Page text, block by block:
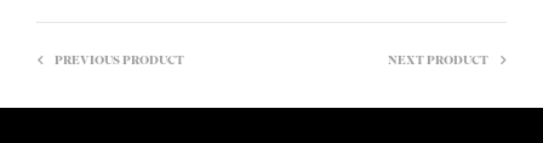
PREVIOUS PRODUCT NEXT PRODUCT